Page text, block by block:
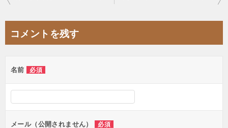
ビ
ー
シ
ン
コメントを残す
名前 必須
メール（公開されません） 必須